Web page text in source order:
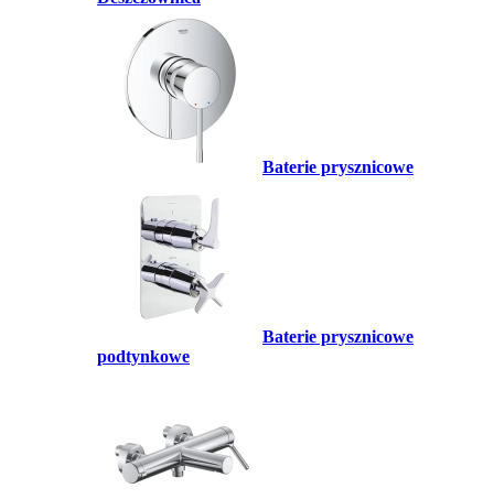
Baterie prysznicowe
Baterie prysznicowe
podtynkowe